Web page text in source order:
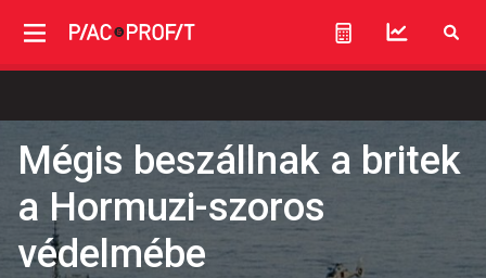
Mégis beszállnak a britek
a Hormuzi-szoros
védelmébe